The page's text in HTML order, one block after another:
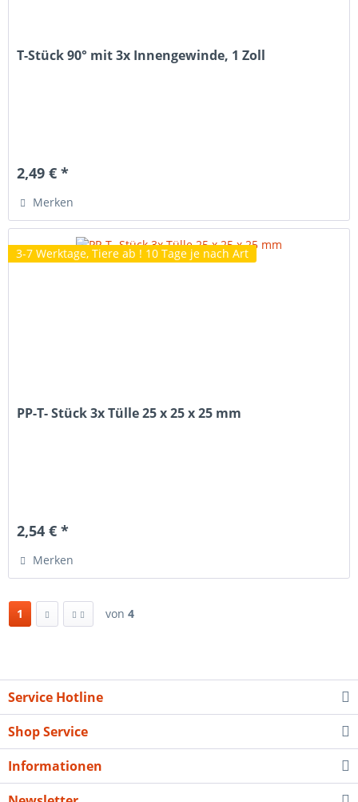
T-Stück 90° mit 3x Innengewinde, 1 Zoll
2,49 € *
Merken
3-7 Werktage, Tiere ab ! 10 Tage je nach Art
PP-T- Stück 3x Tülle 25 x 25 x 25 mm
2,54 € *
Merken
1 von 4
Service Hotline
Shop Service
Informationen